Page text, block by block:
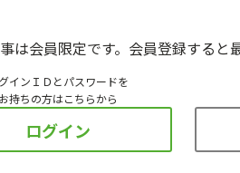
は会員限定です。会員登録すると
インＩＤとパスワードを
お持ちの方はこちらから
ログイン